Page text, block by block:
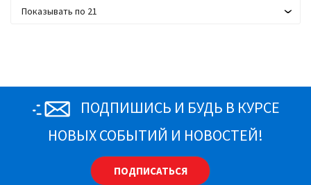
Показывать по 21
ПОДПИШИСЬ И БУДЬ В КУРСЕ
НОВЫХ СОБЫТИЙ И НОВОСТЕЙ!
ПОДПИСАТЬСЯ